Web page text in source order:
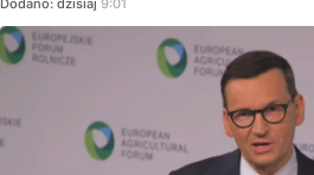
Dodano: dzisiaj 9:01